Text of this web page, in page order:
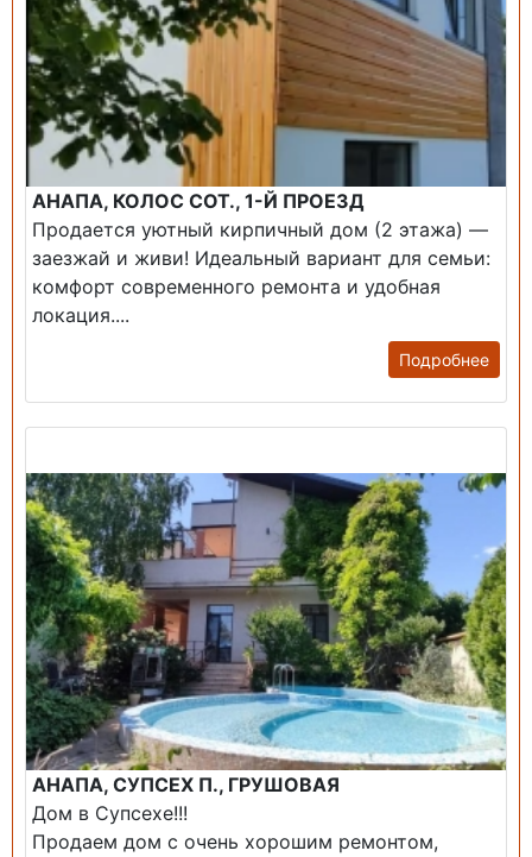
АНАПА, КОЛОС СОТ., 1-Й ПРОЕЗД
Продается уютный кирпичный дом (2 этажа) —
заезжай и живи! ​Идеальный вариант для семьи:
комфорт современного ремонта и удобная
локация....
Подробнее
АНАПА, СУПСЕХ П., ГРУШОВАЯ
Дом в Супсехе!!!
Продаем дом с очень хорошим ремонтом,